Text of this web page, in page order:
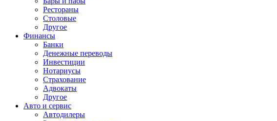
Рестораны
Столовые
Другое
Финансы
Банки
Денежные переводы
Инвестиции
Нотариусы
Страхование
Адвокаты
Другое
Авто и сервис
Автодилеры